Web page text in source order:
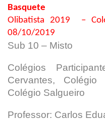
Basquete
Olibatista 2019 –
08/10/2019
Sub 10 – Misto
Colégios
Cervantes,
Colégio Salgueiro
Professor: Carlos